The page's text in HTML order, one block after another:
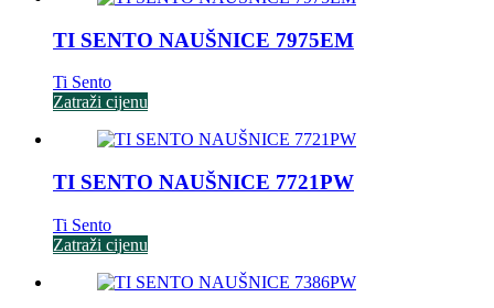
TI SENTO NAUŠNICE 7975EM
Ti Sento
Zatraži cijenu
TI SENTO NAUŠNICE 7721PW
Ti Sento
Zatraži cijenu